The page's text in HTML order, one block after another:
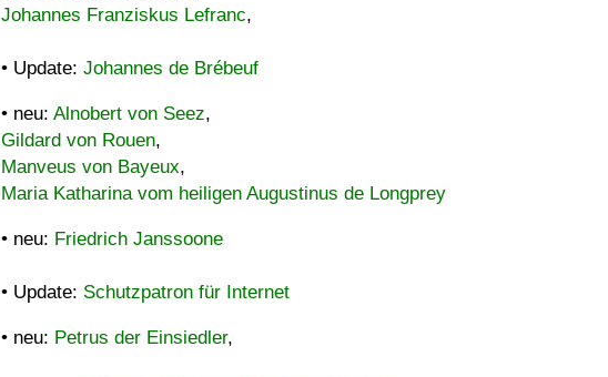
Johannes Franziskus Lefranc,
• Update: Johannes de Brébeuf
• neu: Alnobert von Seez,
Gildard von Rouen,
Manveus von Bayeux,
Maria Katharina vom heiligen Augustinus de Longprey
• neu: Friedrich Janssoone
• Update: Schutzpatron für Internet
• neu: Petrus der Einsiedler,